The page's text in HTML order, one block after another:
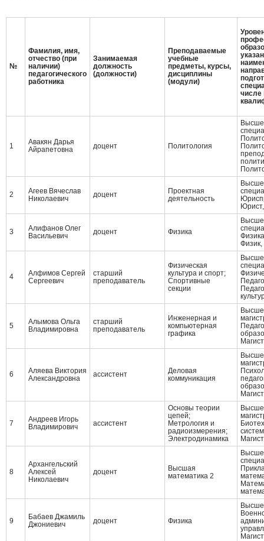
№
Фамилия, имя,
отчество (при
наличии)
педагогического
работника
Занимаемая
должность
(должности)
Преподаваемые
учебные
предметы, курсы,
дисциплины
(модули)
числе
1
Авакян Дарья
Айрапетовна
доцент Политология
2
Агеев Вячеслав
Николаевич
доцент
Проектная
деятельность
3
Алифанов Олег
Васильевич
доцент Физика
Физика
Физик,
4
Алфимов Сергей
Сергеевич
старший
преподаватель
Физическая
культура и спорт;
Спортивные
секции
5
Алымова Ольга
Владимировна
старший
преподаватель
Инженерная и
компьютерная
графика
6
Аляева Виктория
Александровна
ассистент
Деловая
коммуникация
7
Андреев Игорь
Владимирович
ассистент
Основы теории
цепей;
Метрология и
радиоизмерения;
Электродинамика
8
Архангельский
Алексей
Николаевич
доцент
Высшая
математика 2
9
Бабаев Джамиль
Джониевич
доцент Физика